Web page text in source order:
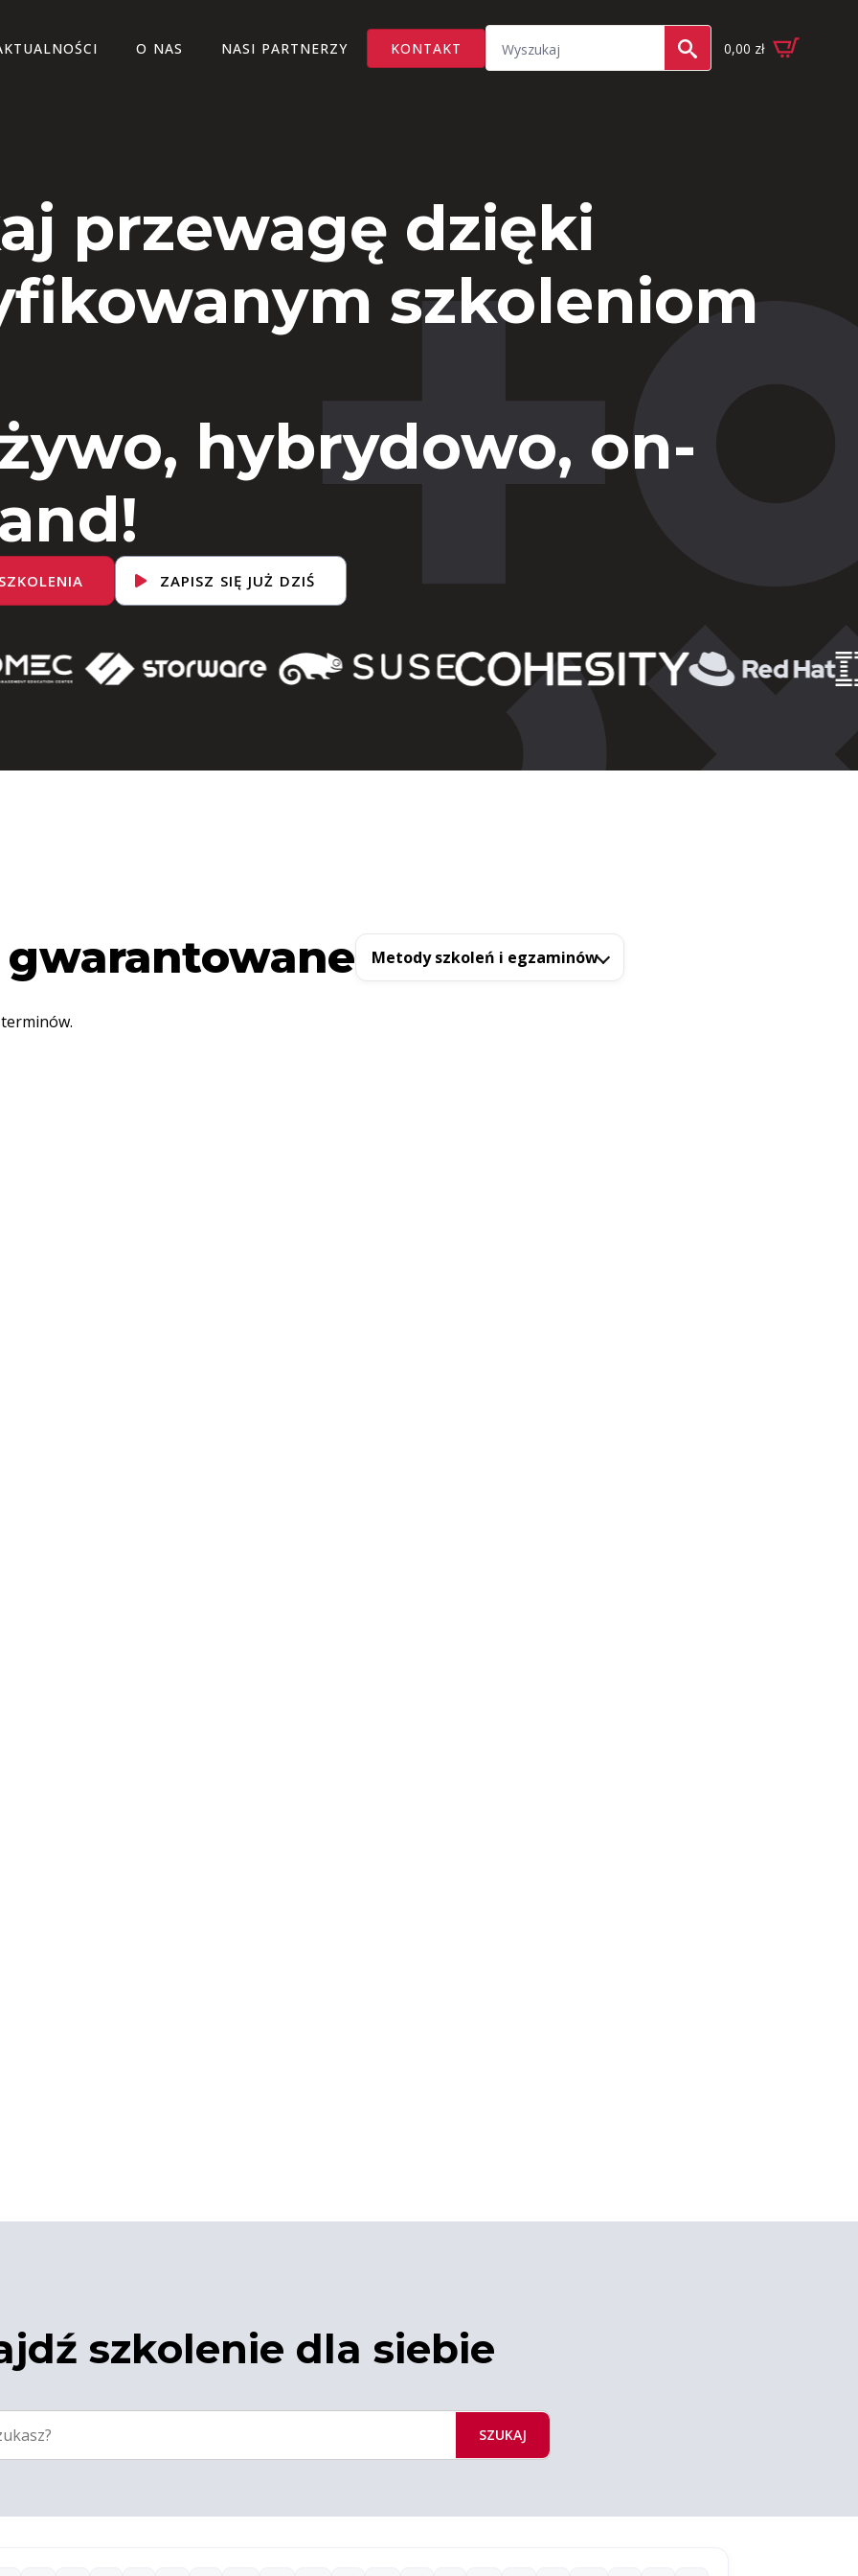
O NAS NASI PARTNERZY KONTAKT
for:
0,00 zł
przewagę dzięki
szkoleniom
hybrydowo, on-
ZAPISZ SIĘ JUŻ DZIŚ
Metody szkoleń i egzaminów
szkolenie dla siebie
SZUKAJ